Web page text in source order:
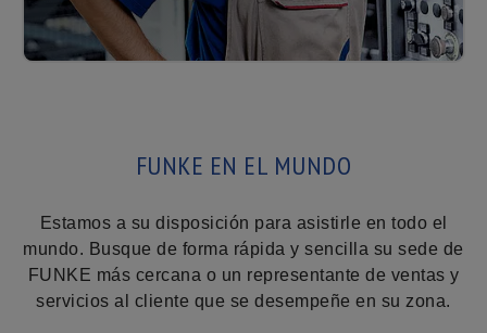
FUNKE EN EL MUNDO
Estamos a su disposición para asistirle en todo el
mundo. Busque de forma rápida y sencilla su sede de
FUNKE más cercana o un representante de ventas y
servicios al cliente que se desempeñe en su zona.